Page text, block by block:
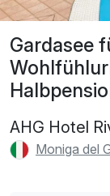
Gardasee
AHG Hotel
Moniga del